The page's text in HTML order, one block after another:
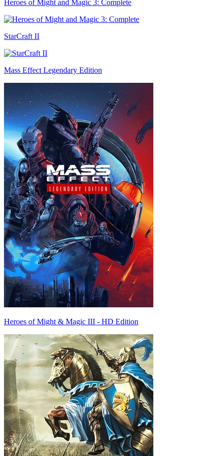
Heroes of Might and Magic 3: Complete
StarCraft II
Mass Effect Legendary Edition
Heroes of Might & Magic III - HD Edition